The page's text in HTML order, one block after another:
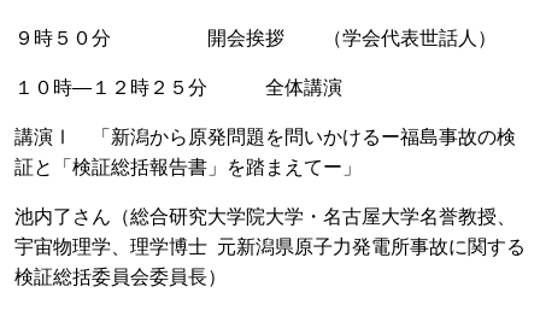
９時５０分 開会挨拶 （学会代表世話人）
１０時―１２時２５分 全体講演
講演Ⅰ 「新潟から原発問題を問いかけるー福島事故の検
証と「検証総括報告書」を踏まえてー」
池内了さん（総合研究大学院大学・名古屋大学名誉教授、
宇宙物理学、理学博士 元新潟県原子力発電所事故に関する
検証総括委員会委員長）